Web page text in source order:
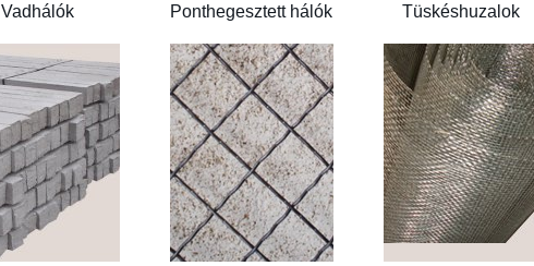
Vadhálók Ponthegesztett hálók Tüskéshuzalok